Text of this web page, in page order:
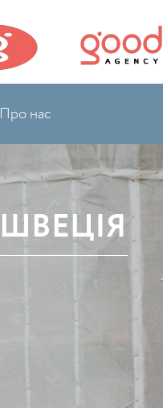
Про нас
ШВЕЦІЯ